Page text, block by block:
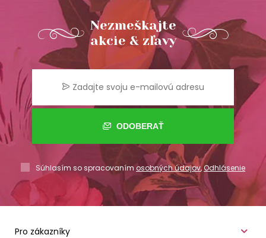
Nezmeškajte
akcie & zľavy
ODOBERAŤ
Súhlasím so spracovaním osobných údajov,Odhlásenie
Pro zákazníky